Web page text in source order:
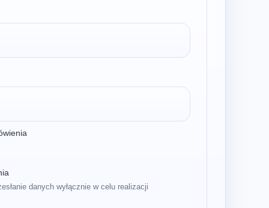
danych wyłącznie w celu realizacji